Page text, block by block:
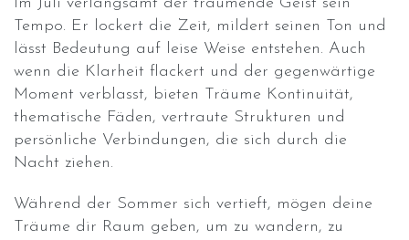
Tempo. Er lockert die Zeit, mildert seinen Ton und
lässt Bedeutung auf leise Weise entstehen. Auch
wenn die Klarheit flackert und der gegenwärtige
Moment verblasst, bieten Träume Kontinuität,
thematische Fäden, vertraute Strukturen und
persönliche Verbindungen, die sich durch die
Nacht ziehen.
Während der Sommer sich vertieft, mögen deine
Träume dir Raum geben, um zu wandern, zu